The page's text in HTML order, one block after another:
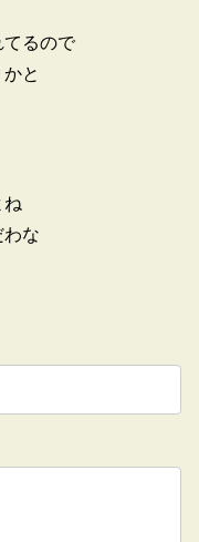
てるので
と
ね
わな